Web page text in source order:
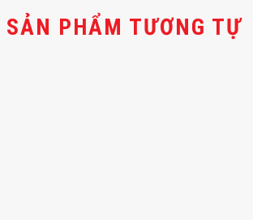
SẢN PHẨM TƯƠNG TỰ